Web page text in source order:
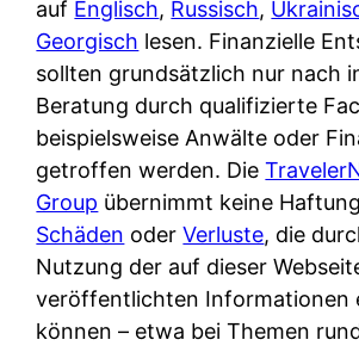
r
k
l
i
c
h
?
k
t
i
o
n
i
e
r
e
n
l
i
n
e
:
W
a
s
i
s
t
s
:
W
e
n
n
d
e
r
S
c
auf Englisch, Russisch,
Georgisch lesen. Finanzielle
sollten grundsätzlich nur nach
Beratung durch qualifizierte
beispielsweise Anwälte oder
getroffen werden. Die
Group übernimmt keine
Schäden oderVerluste, die
Nutzung der auf dieser
veröffentlichten Informationen
können – etwa bei Themen